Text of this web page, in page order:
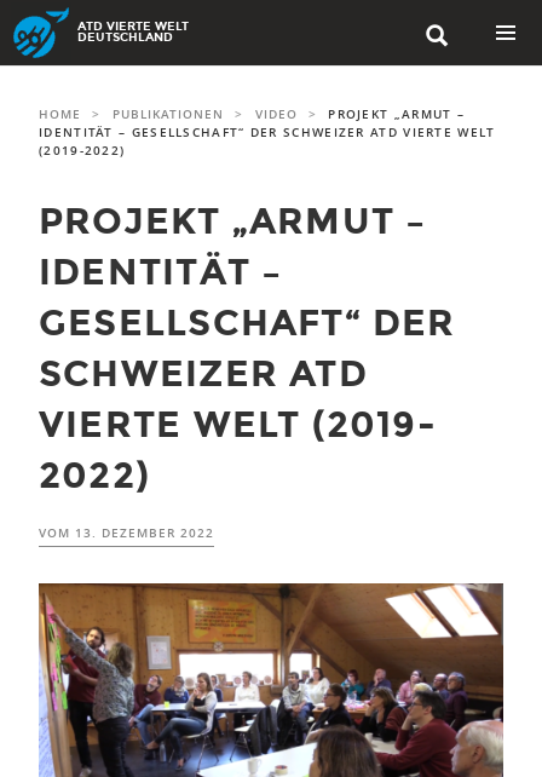
Skip to content

ATD VIERTE WELT
DEUTSCHLAND
HOME > PUBLIKATIONEN > VIDEO >
PROJEKT „ARMUT –
IDENTITÄT – GESELLSCHAFT“ DER SCHWEIZER ATD VIERTE WELT
(2019-2022)
PROJEKT „ARMUT –
IDENTITÄT –
GESELLSCHAFT“ DER
SCHWEIZER ATD
VIERTE WELT (2019-
2022)
VOM 13. DEZEMBER 2022